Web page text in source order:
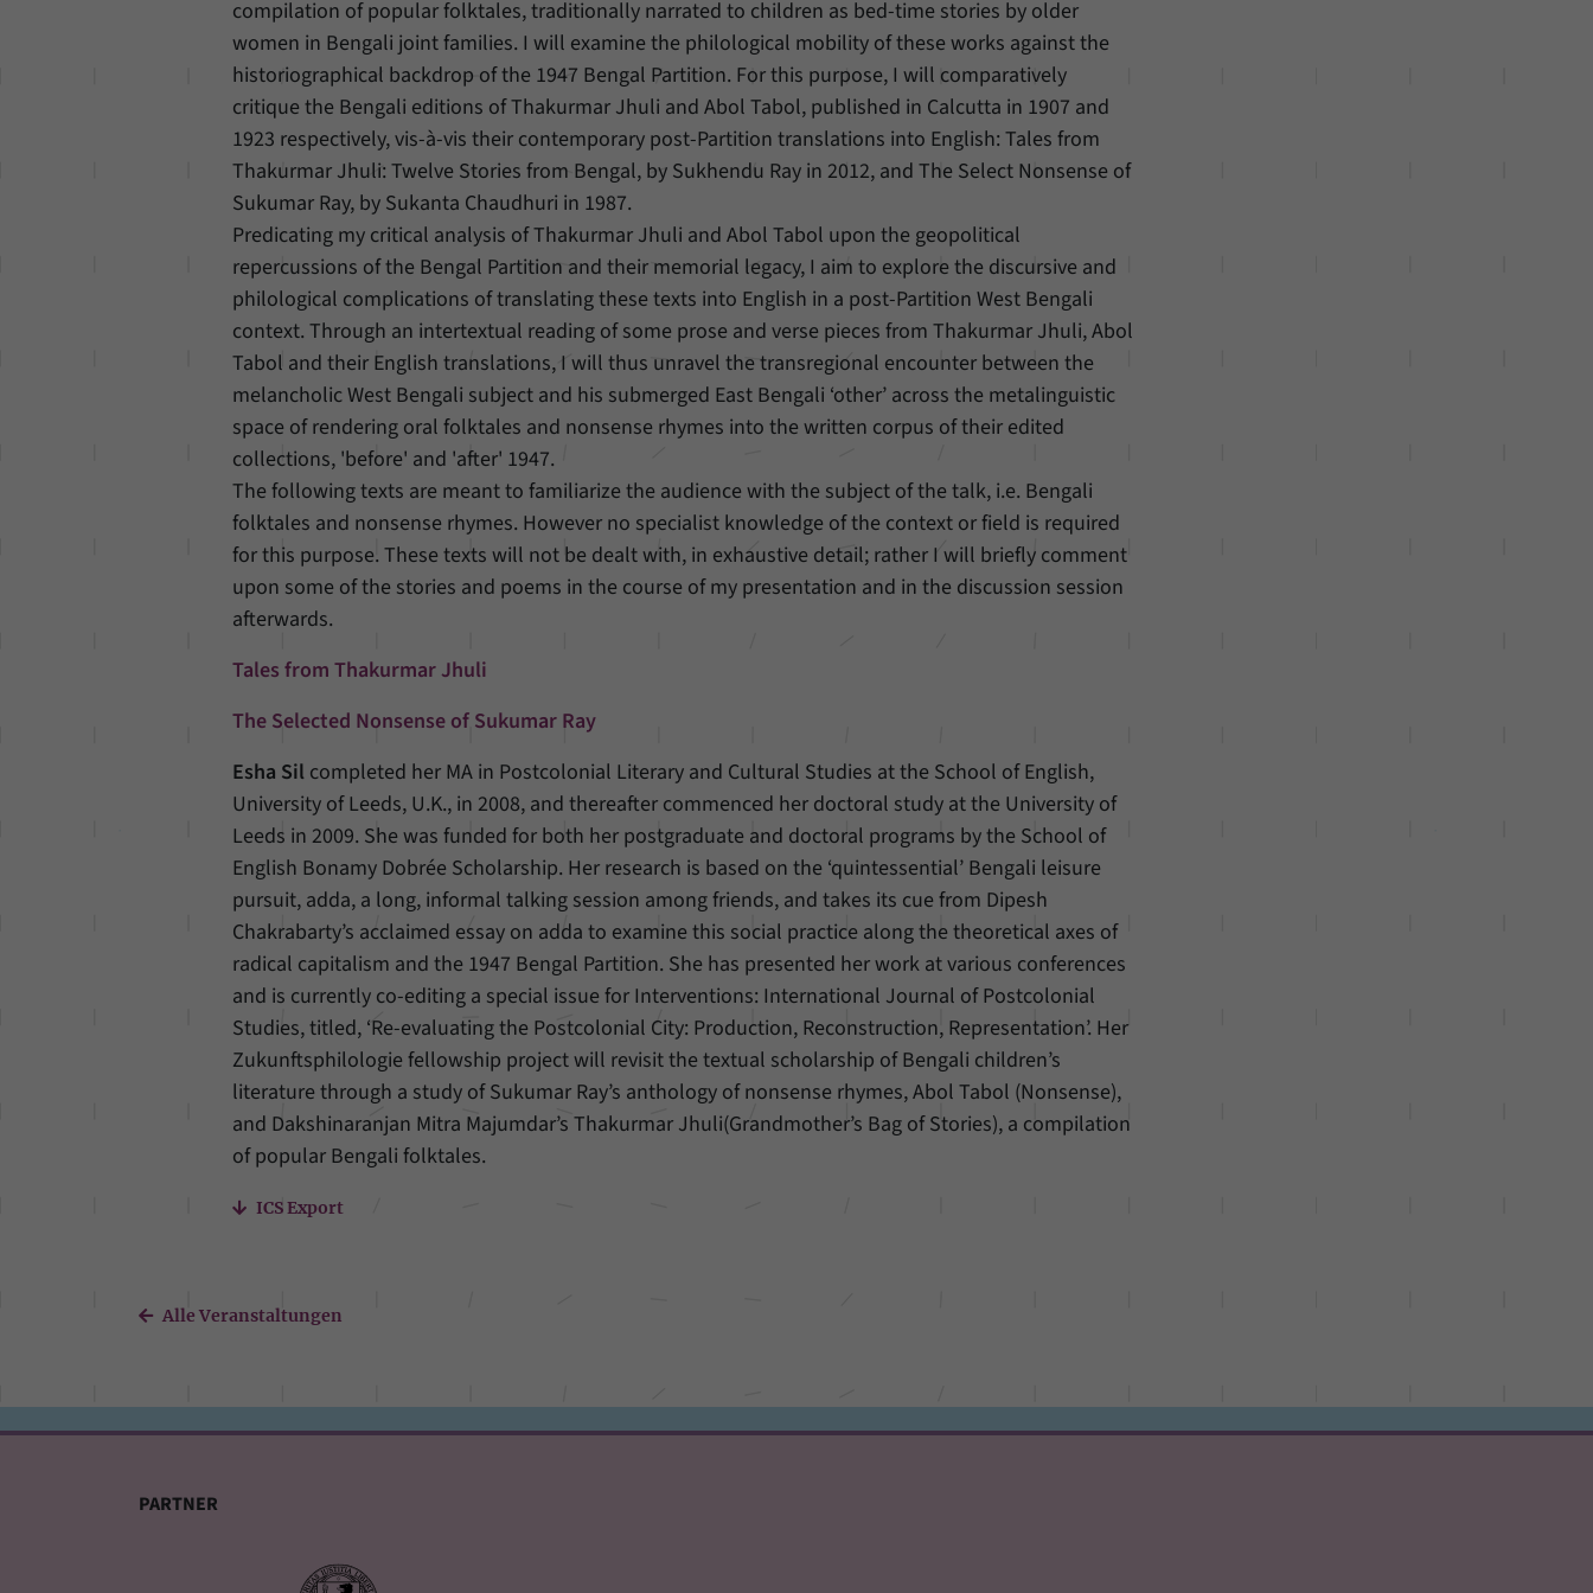
compilation of popular folktales, traditionally narrated to children as bed-time stories by older
women in Bengali joint families. I will examine the philological mobility of these works against the
historiographical backdrop of the 1947 Bengal Partition. For this purpose, I will comparatively
critique the Bengali editions of Thakurmar Jhuli and Abol Tabol, published in Calcutta in 1907 and
1923 respectively, vis-à-vis their contemporary post-Partition translations into English: Tales from
Thakurmar Jhuli: Twelve Stories from Bengal, by Sukhendu Ray in 2012, and The Select Nonsense of
Sukumar Ray, by Sukanta Chaudhuri in 1987.
Predicating my critical analysis of Thakurmar Jhuli and Abol Tabol upon the geopolitical
repercussions of the Bengal Partition and their memorial legacy, I aim to explore the discursive and
philological complications of translating these texts into English in a post-Partition West Bengali
context. Through an intertextual reading of some prose and verse pieces from Thakurmar Jhuli, Abol
Tabol and their English translations, I will thus unravel the transregional encounter between the
melancholic West Bengali subject and his submerged East Bengali ‘other’ across the metalinguistic
space of rendering oral folktales and nonsense rhymes into the written corpus of their edited
collections, 'before' and 'after' 1947.
The following texts are meant to familiarize the audience with the subject of the talk, i.e. Bengali
folktales and nonsense rhymes. However no specialist knowledge of the context or field is required
for this purpose. These texts will not be dealt with, in exhaustive detail; rather I will briefly comment
upon some of the stories and poems in the course of my presentation and in the discussion session
afterwards.
Tales from Thakurmar Jhuli
The Selected Nonsense of Sukumar Ray
Esha Sil completed her MA in Postcolonial Literary and Cultural Studies at the School of English,
University of Leeds, U.K., in 2008, and thereafter commenced her doctoral study at the University of
Leeds in 2009. She was funded for both her postgraduate and doctoral programs by the School of
English Bonamy Dobrée Scholarship. Her research is based on the ‘quintessential’ Bengali leisure
pursuit, adda, a long, informal talking session among friends, and takes its cue from Dipesh
Chakrabarty’s acclaimed essay on adda to examine this social practice along the theoretical axes of
radical capitalism and the 1947 Bengal Partition. She has presented her work at various conferences
and is currently co-editing a special issue for Interventions: International Journal of Postcolonial
Studies, titled, ‘Re-evaluating the Postcolonial City: Production, Reconstruction, Representation’. Her
Zukunftsphilologie fellowship project will revisit the textual scholarship of Bengali children’s
literature through a study of Sukumar Ray’s anthology of nonsense rhymes, Abol Tabol (Nonsense),
and Dakshinaranjan Mitra Majumdar’s Thakurmar Jhuli(Grandmother’s Bag of Stories), a compilation
of popular Bengali folktales.
ICS Export
Alle Veranstaltungen
PARTNER
Name _pk_ref
Anbieter Matomo
Zweck
Mit diesem Cookie können wir speichern, von
durch eine Verlinkung auf unsere Internetseite
Name _pk_ses
Anbieter
Laufzeit 30 Minuten
Mit diesem Cookie können wir für kurze Zeit Daten
über den aktuellen Aufenthalt von Besuchern auf
unserer Internetseite speichern.